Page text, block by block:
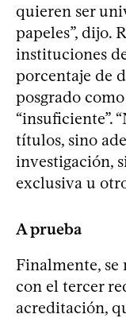
quieren ser
papeles”, dijo.
instituciones
porcentaje de
posgrado
“insuficiente”.
títulos, sino
investigación,
exclusiva u
A prueba
Finalmente,
con el tercer
acreditación,